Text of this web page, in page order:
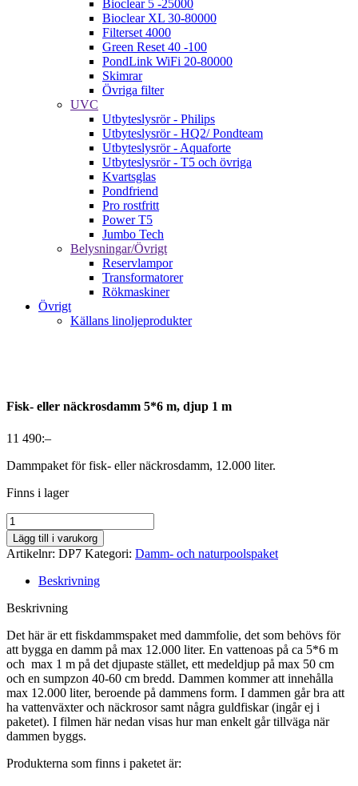
Bioclear 5 -25000
Bioclear XL 30-80000
Filterset 4000
Green Reset 40 -100
PondLink WiFi 20-80000
Skimrar
Övriga filter
UVC
Utbyteslysrör - Philips
Utbyteslysrör - HQ2/ Pondteam
Utbyteslysrör - Aquaforte
Utbyteslysrör - T5 och övriga
Kvartsglas
Pondfriend
Pro rostfritt
Power T5
Jumbo Tech
Belysningar/Övrigt
Reservlampor
Transformatorer
Rökmaskiner
Övrigt
Källans linoljeprodukter
Fisk- eller näckrosdamm 5*6 m, djup 1 m
11 490:–
Dammpaket för fisk- eller näckrosdamm, 12.000 liter.
Finns i lager
Antal
Lägg till i varukorg
Artikelnr: DP7 Kategori: Damm- och naturpoolspaket
Beskrivning
Beskrivning
Det här är ett fiskdammspaket med dammfolie, det som behövs för
att bygga en damm på max 12.000 liter. En vattenoas på ca 5*6 m
och max 1 m på det djupaste stället, ett medeldjup på max 50 cm
och en sumpzon 40-60 cm bredd. Dammen kommer att innehålla
max 12.000 liter, beroende på dammens form. I dammen går bra att
ha vattenväxter och näckrosor samt några guldfiskar (ingår ej i
paketet). I filmen här nedan visas hur man enkelt går tillväga när
dammen byggs.
Produkterna som finns i paketet är: